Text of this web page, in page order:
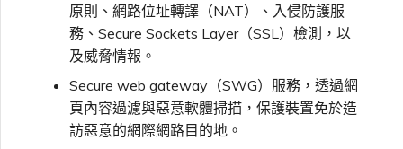
Wasabi
從 MVE 建立至 Azure 的
從 MVE 建立至 Google 的
API 淘汰常見問題
單一登入（SSO）功能與使
原則、網路位址轉譯（NAT）、入侵防護服
務、Secure Sockets Layer（SSL）檢測，以
及威脅情報。
Secure web gateway（SWG）服務，透過網
頁內容過濾與惡意軟體掃描，保護裝置免於造
訪惡意的網際網路目的地。